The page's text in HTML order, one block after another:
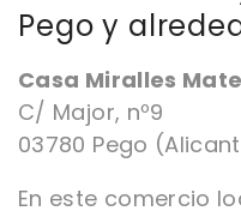
Pego y
Casa Miralles
C/ Major, nº9
03780 Pego
En este comercio